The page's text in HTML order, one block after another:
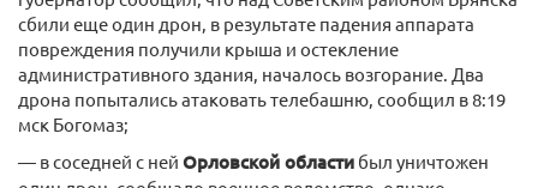
сбили еще один дрон, в результате падения аппарата
повреждения получили крыша и остекление
административного здания, началось возгорание. Два
дрона попытались атаковать телебашню, сообщил в 8:19
мск Богомаз;
— в соседней с ней Орловской области был уничтожен